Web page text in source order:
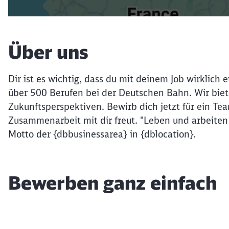
Über uns
Dir ist es wichtig, dass du mit deinem Job wirklich
über 500 Berufen bei der Deutschen Bahn. Wir
Zukunftsperspektiven. Bewirb dich jetzt für ein
Zusammenarbeit mit dir freut. "Leben und
Motto der {dbbusinessarea} in {dblocation}.
Bewerben ganz einfach